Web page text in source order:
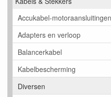
Accukabel-motoraansluitingen
Adapters en verloop
Balancerkabel
Kabelbescherming
Diversen